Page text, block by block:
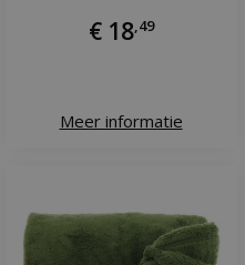
€ 18 49
Meer informatie